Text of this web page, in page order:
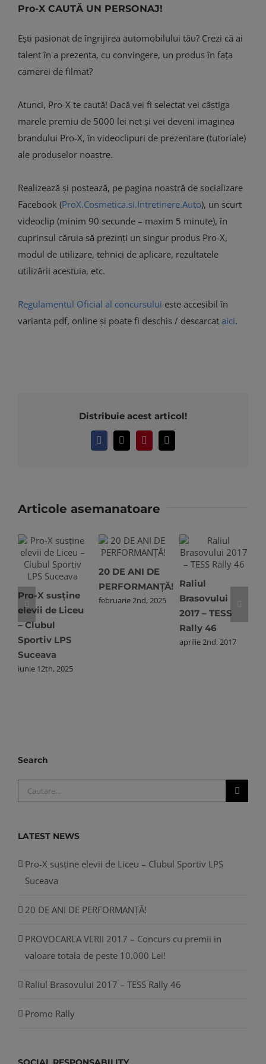
Pro-X CAUTĂ UN PERSONAJ!
Ești pasionat de îngrijirea automobilului tău? Crezi că ai
talent în a prezenta, cu convingere, un produs în fața
camerei de filmat?
Atunci, Pro-X te caută! Dacă vei fi selectat vei câștiga
marele premiu de 5000 lei net și vei deveni imaginea
brandului Pro-X, în videoclipuri de prezentare (tutoriale)
ale produselor noastre.
Realizează și postează, pe pagina noastră de socializare
Facebook (ProX.Cosmetica.si.Intretinere.Auto), un scurt
videoclip (minim 90 secunde – maxim 5 minute), în
cuprinsul căruia să prezinți un singur produs Pro-X,
modul de utilizare, tehnici de aplicare, rezultatele
utilizării acestuia, etc.
Regulamentul Oficial al concursului este accesibil în
varianta pdf, online și poate fi deschis / descarcat aici.
Distribuie acest articol!
Facebook
X Pinterest
E-
mail:
Articole asemanatoare
Pro-X susține
elevii de Liceu
– Clubul
Sportiv LPS
Suceava
iunie 12th, 2025
20 DE ANI DE
PERFORMANȚĂ!
februarie 2nd, 2025
Raliul
Brasovului
2017 – TESS
Rally 46
aprilie 2nd, 2017
Search
Cautare...
LATEST NEWS
Pro-X susține elevii de Liceu – Clubul Sportiv LPS
Suceava
20 DE ANI DE PERFORMANȚĂ!
PROVOCAREA VERII 2017 – Concurs cu premii in
valoare totala de peste 10.000 Lei!
Raliul Brasovului 2017 – TESS Rally 46
Promo Rally